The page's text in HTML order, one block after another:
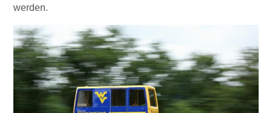
werden.